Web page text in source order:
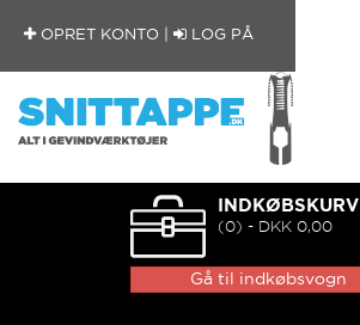
OPRET KONTO LOG PÅ
INDKØBSKURV
(0) - DKK 0,00
Gå til indkøbsvogn